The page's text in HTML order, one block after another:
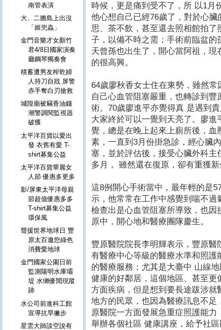
時候，更是痛到受不了，所 以1月
他心想自己已經76歲了，對於心
思、茶不飲，甚至還去照相館拍
子，以備不時之需；手術前臨盆
天曾孫也出生了，開心當阿祖，
的很高興。
64歲廖秋香女士住在東勢，雖然
自己心血管阻塞嚴重，也轉診到
術。70歲廖進平亦覺得真 是遇到
大家終於可以一覺到天亮了。廖
覺，總是在晚上起來上廁所後，
素，一直到3月份掛急診，經心臟
塞，並於評估後，接受心臟外科
多月， 雖然還在復原，卻有重獲
這8例開心手術當中，最年輕的是
示，他常常在工作中感覺到喘不
檢查出是心血管阻塞所導致，也
原中，開心地和醫療團隊慶生。
豐原醫院院長李明輝表示，豐原
有醫療中心等級的醫療水準和照
的醫療服務；尤其是大臺中 山線
健康的好鄰居，這個地區、甚至
方面疾病，但是想到要長途跋涉
地方的民眾，也因為醫療訊息不
原醫院一方面發展急重症照護能
舉辦各個社區 健康講座，給予社
南管表演
大、二膽島上出沒
「姬兜蟲」
金門音樂才女顏竹
君4/8日國家演奏
廳鋼琴獨奏會
積蓄遭男友榨乾婦
人持刀自戕 屏警
赤手奪白刃搶救
城隍廟被竊香油錢
潮警調閱監視器
破獲
太平洋百貨以愛出
發 衣舊有愛 T-
shirt募集公益
太平洋百貨華麗女
人節 優惠多更多
影/屏東太平洋母親
節超值優惠多多
T-shirt募集公益
環保風
聲援世界地球日 豐
原太百邀您綠色
消費愛地球
金門國家公園日前
監測陽明水庫壩
堤 水獺優閒現蹤
跡
水公司前進科工館
宣導抗旱撇步
星雲大師談空說有